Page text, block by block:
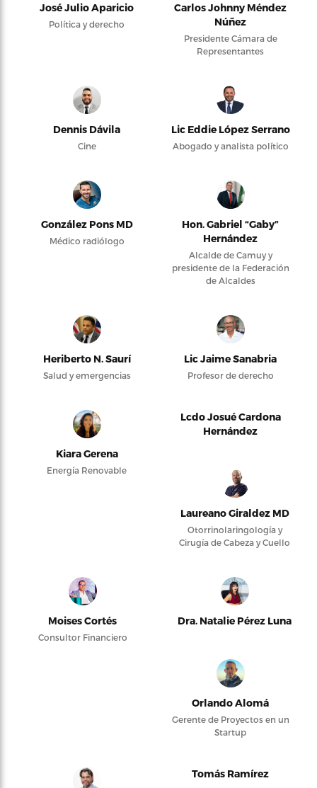
José Julio Aparicio
Política y derecho
Carlos Johnny Méndez
Núñez
Presidente Cámara de
Representantes
Dennis Dávila
Cine
Lic Eddie López Serrano
Abogado y analista político
González Pons MD
Médico radiólogo
Hon. Gabriel “Gaby”
Hernández
Alcalde de Camuy y
presidente de la Federación
de Alcaldes
Heriberto N. Saurí
Salud y emergencias
Lic Jaime Sanabria
Profesor de derecho
Kiara Gerena
Energía Renovable
Lcdo Josué Cardona
Hernández
Laureano Giraldez MD
Otorrinolaringología y
Cirugía de Cabeza y Cuello
Moises Cortés
Consultor Financiero
Dra. Natalie Pérez Luna
Orlando Alomá
Gerente de Proyectos en un
Startup
Tomás Ramírez